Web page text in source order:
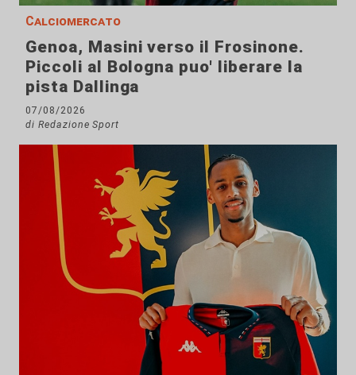
Calciomercato
Genoa, Masini verso il Frosinone.
Piccoli al Bologna puo' liberare la
pista Dallinga
07/08/2026
di Redazione Sport